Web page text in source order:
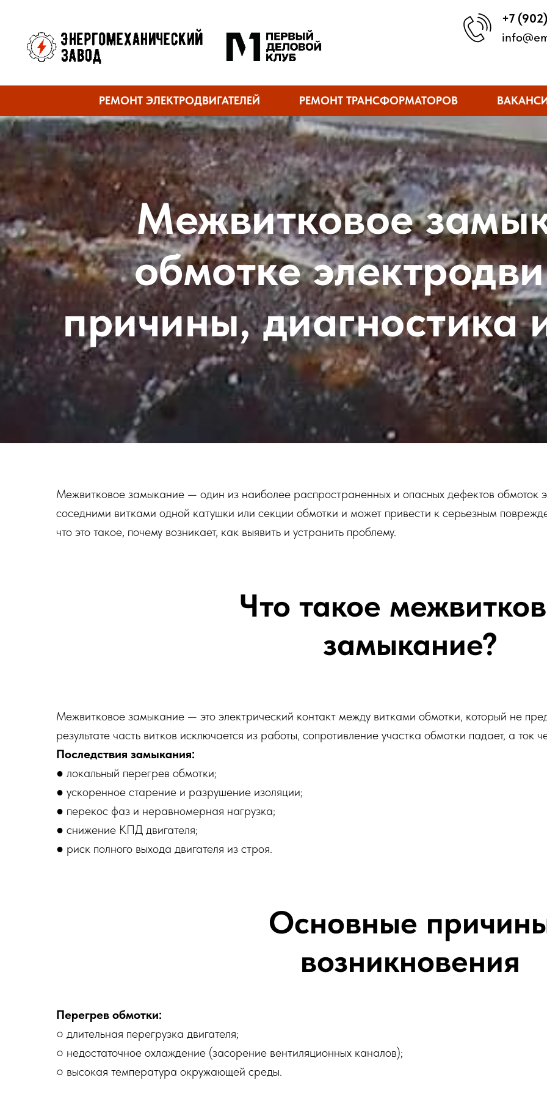
+7
РЕМОНТ ЭЛЕКТРОДВИГАТЕЛЕЙ РЕМОНТ ТРАНСФОРМАТОРОВ
Межвитковое
обмотке
причины, диагностика
Межвитковое замыкание — один из наиболее распространенных и опасных дефектов обмоток
соседними витками одной катушки или секции обмотки и может привести к серьезным
что это такое, почему возникает, как выявить и устранить проблему.
Что такое
замыкание?
Межвитковое замыкание — это электрический контакт между витками обмотки, который не
результате часть витков исключается из работы, сопротивление участка обмотки падает, а ток
Последствия замыкания:
● локальный перегрев обмотки;
● ускоренное старение и разрушение изоляции;
● перекос фаз и неравномерная нагрузка;
● снижение КПД двигателя;
● риск полного выхода двигателя из строя.
Основные
возникновения
Перегрев обмотки:
○ длительная перегрузка двигателя;
○ недостаточное охлаждение (засорение вентиляционных каналов);
○ высокая температура окружающей среды.